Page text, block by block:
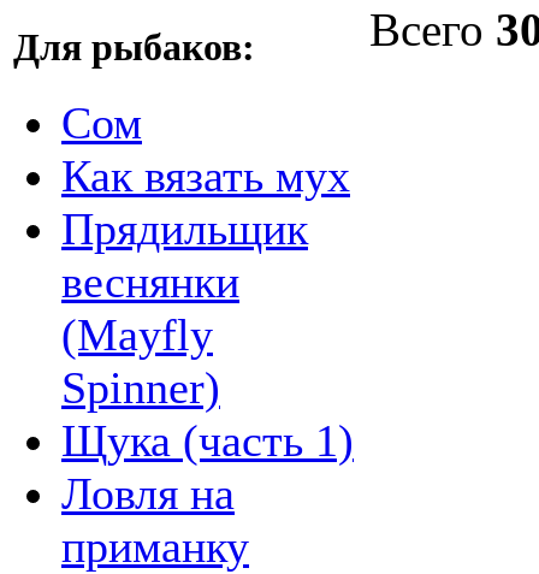
Для рыбаков:
Сом
Как вязать мух
Прядильщик
веснянки
(Mayfly
Spinner)
Щука (часть 1)
Ловля на
приманку
Всего